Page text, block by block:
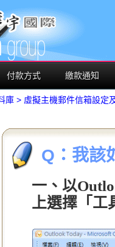
付款方式 繳款通知
庫 > 虛擬主機郵件信箱設定
Q：我該
一、以
上選擇「工